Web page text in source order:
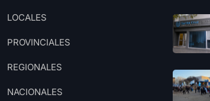
LOCALES
PROVINCIALES
REGIONALES
NACIONALES